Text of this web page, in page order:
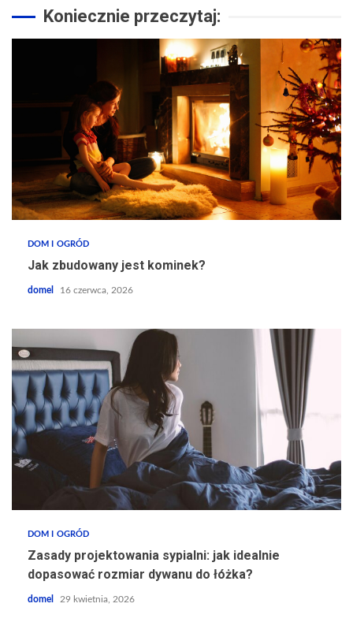
Koniecznie przeczytaj:
DOM I OGRÓD
Jak zbudowany jest kominek?
domel 16 czerwca, 2026
DOM I OGRÓD
Zasady projektowania sypialni: jak idealnie
dopasować rozmiar dywanu do łóżka?
domel 29 kwietnia, 2026